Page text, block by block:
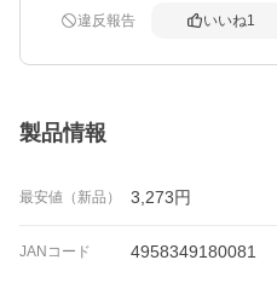
違反報告 いいね1
製品情報
最安値（新品） 3,273円
JANコード 4958349180081